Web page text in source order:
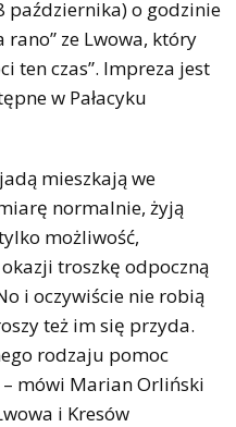
października) o godzinie
ze Lwowa, który
ten czas”. Impreza jest
w Pałacyku
mieszkają we
normalnie, żyją
możliwość,
troszkę odpoczną
i oczywiście nie robią
też im się przyda.
rodzaju pomoc
mówi Marian Orliński
i Kresów